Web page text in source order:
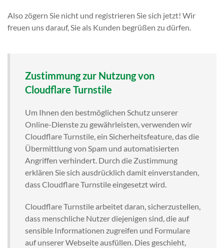
Also zögern Sie nicht und registrieren Sie sich jetzt! Wir
freuen uns darauf, Sie als Kunden begrüßen zu dürfen.
Zustimmung zur Nutzung von
Cloudflare Turnstile
Um Ihnen den bestmöglichen Schutz unserer
Online-Dienste zu gewährleisten, verwenden wir
Cloudflare Turnstile, ein Sicherheitsfeature, das die
Übermittlung von Spam und automatisierten
Angriffen verhindert. Durch die Zustimmung
erklären Sie sich ausdrücklich damit einverstanden,
dass Cloudflare Turnstile eingesetzt wird.
Cloudflare Turnstile arbeitet daran, sicherzustellen,
dass menschliche Nutzer diejenigen sind, die auf
sensible Informationen zugreifen und Formulare
auf unserer Webseite ausfüllen. Dies geschieht,